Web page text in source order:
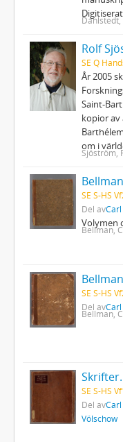
Dahlstedt,
Rolf
SE Q
År 2005
Saint-
kopior av
om i
Sjöström,
SE S-HS
Del avCarl
Volymen
Bellman,
SE S-HS
Del avCarl
Bellman,
SE S-HS
Del av
Völschow